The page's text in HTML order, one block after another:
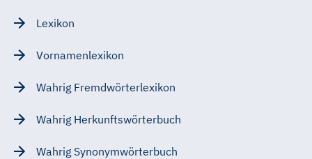
Lexikon
Vornamenlexikon
Wahrig Fremdwörterlexikon
Wahrig Herkunftswörterbuch
Wahrig Synonymwörterbuch